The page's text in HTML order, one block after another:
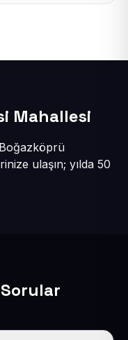
Mahallesi
ulaşın; yılda 50